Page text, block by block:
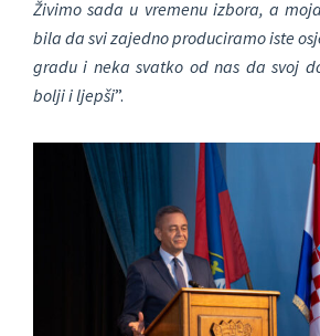
Živimo sada u vremenu izbora, a
bila da svi zajedno produciramo iste
gradu i neka svatko od nas da svoj
bolji i ljepši”.